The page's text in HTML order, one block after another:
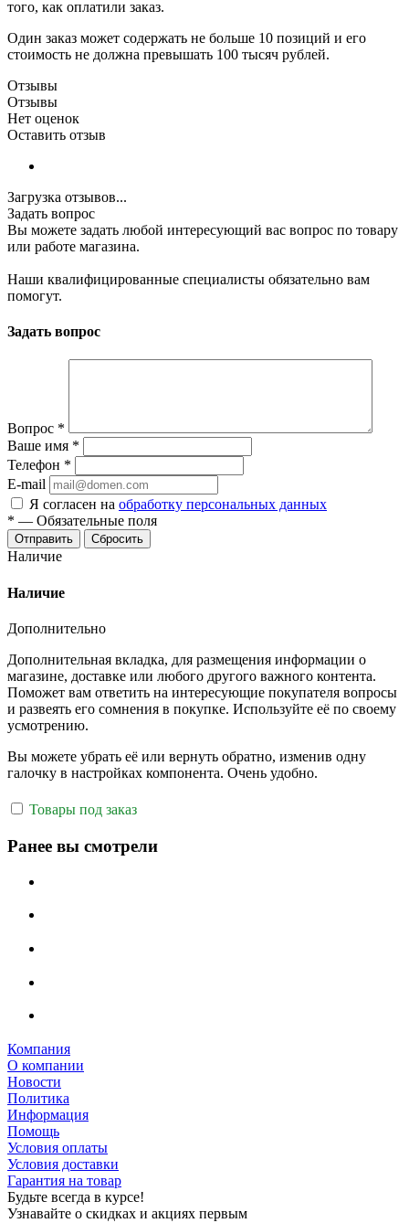
того, как оплатили заказ.
Один заказ может содержать не больше 10 позиций и его
стоимость не должна превышать 100 тысяч рублей.
Отзывы
Отзывы
Нет оценок
Оставить отзыв
Загрузка отзывов...
Задать вопрос
Вы можете задать любой интересующий вас вопрос по товару
или работе магазина.
Наши квалифицированные специалисты обязательно вам
помогут.
Задать вопрос
Вопрос *
Ваше имя *
Телефон *
E-mail
Я согласен на обработку персональных данных
* — Обязательные поля
Отправить Сбросить
Наличие
Наличие
Дополнительно
Дополнительная вкладка, для размещения информации о
магазине, доставке или любого другого важного контента.
Поможет вам ответить на интересующие покупателя вопросы
и развеять его сомнения в покупке. Используйте её по своему
усмотрению.
Вы можете убрать её или вернуть обратно, изменив одну
галочку в настройках компонента. Очень удобно.
Товары под заказ
Ранее вы смотрели
Компания
О компании
Новости
Политика
Информация
Помощь
Условия оплаты
Условия доставки
Гарантия на товар
Будьте всегда в курсе!
Узнавайте о скидках и акциях первым